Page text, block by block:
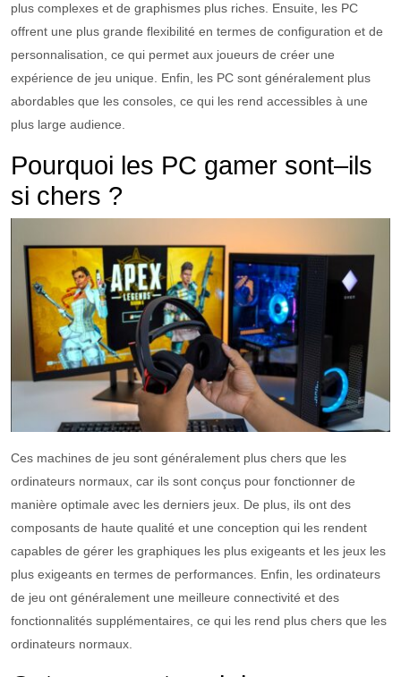
plus complexes et de graphismes plus riches. Ensuite, les PC
offrent une plus grande flexibilité en termes de configuration et de
personnalisation, ce qui permet aux joueurs de créer une
expérience de jeu unique. Enfin, les PC sont généralement plus
abordables que les consoles, ce qui les rend accessibles à une
plus large audience.
Pourquoi les PC gamer sont–ils
si chers ?
Ces machines de jeu sont généralement plus chers que les
ordinateurs normaux , car ils sont conçus pour fonctionner de
manière optimale avec les derniers jeux De plus, ils ont des
composants de haute qualité et une conception qui les rendent
capables de gérer les graphiques les plus exigeants et les jeux les
plus exigeants en termes de performances Enfin, les ordinateurs
de jeu ont généralement une meilleure connectivité et des
fonctionnalités supplémentaires ce qui les rend plus chers que les
ordinateurs normaux